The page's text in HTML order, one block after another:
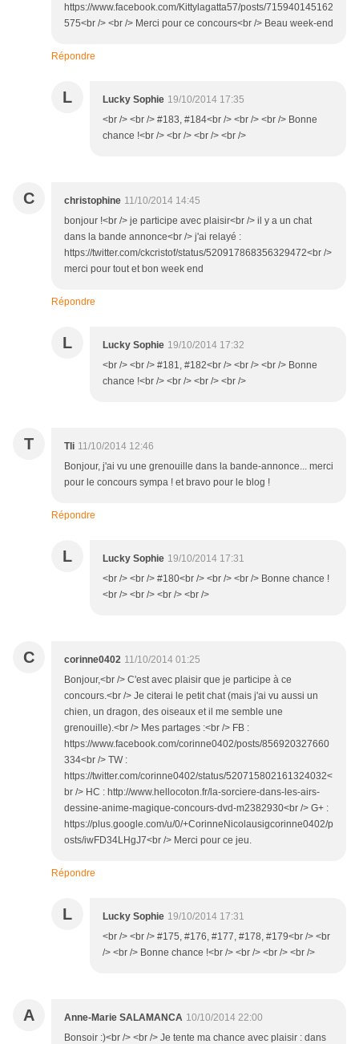
https://www.facebook.com/Kittylagatta57/posts/715940145162
575<br /> <br /> Merci pour ce concours<br /> Beau week-end
Répondre
L Lucky Sophie 19/10/2014 17:35
<br /> <br /> #183, #184<br /> <br /> <br /> Bonne
chance !<br /> <br /> <br /> <br />
C christophine 11/10/2014 14:45
bonjour !<br /> je participe avec plaisir<br /> il y a un chat
dans la bande annonce<br /> j'ai relayé :
https://twitter.com/ckcristof/status/520917868356329472<br />
merci pour tout et bon week end
Répondre
L Lucky Sophie 19/10/2014 17:32
<br /> <br /> #181, #182<br /> <br /> <br /> Bonne
chance !<br /> <br /> <br /> <br />
T Tli 11/10/2014 12:46
Bonjour, j'ai vu une grenouille dans la bande-annonce... merci
pour le concours sympa ! et bravo pour le blog !
Répondre
L Lucky Sophie 19/10/2014 17:31
<br /> <br /> #180<br /> <br /> <br /> Bonne chance !
<br /> <br /> <br /> <br />
C corinne0402 11/10/2014 01:25
Bonjour,<br /> C'est avec plaisir que je participe à ce
concours.<br /> Je citerai le petit chat (mais j'ai vu aussi un
chien, un dragon, des oiseaux et il me semble une
grenouille).<br /> Mes partages :<br /> FB :
https://www.facebook.com/corinne0402/posts/856920327660
334<br /> TW :
https://twitter.com/corinne0402/status/520715802161324032<
br /> HC : http://www.hellocoton.fr/la-sorciere-dans-les-airs-
dessine-anime-magique-concours-dvd-m2382930<br /> G+ :
https://plus.google.com/u/0/+CorinneNicolausigcorinne0402/p
osts/iwFD34LHgJ7<br /> Merci pour ce jeu.
Répondre
L Lucky Sophie 19/10/2014 17:31
<br /> <br /> #175, #176, #177, #178, #179<br /> <br
/> <br /> Bonne chance !<br /> <br /> <br /> <br />
A Anne-Marie SALAMANCA 10/10/2014 22:00
Bonsoir :)<br /> <br /> Je tente ma chance avec plaisir : dans